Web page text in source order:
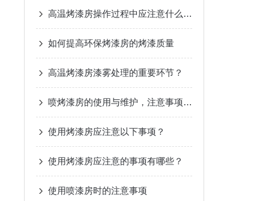
高温烤漆房操作过程中应注意什么呢？
如何提高环保烤漆房的烤漆质量
高温烤漆房漆雾处理的重要环节？
喷烤漆房的使用与维护，注意事项有哪些？
使用烤漆房应注意以下事项？
使用烤漆房应注意的事项有哪些？
使用喷漆房时的注意事项